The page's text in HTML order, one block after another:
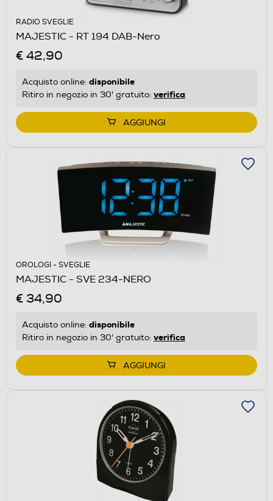
RADIO SVEGLIE
MAJESTIC - RT 194 DAB-Nero
€ 42,90
Acquisto online: disponibile
Ritiro in negozio in 30' gratuito: verifica
AGGIUNGI
OROLOGI - SVEGLIE
MAJESTIC - SVE 234-NERO
€ 34,90
Acquisto online: disponibile
Ritiro in negozio in 30' gratuito: verifica
AGGIUNGI